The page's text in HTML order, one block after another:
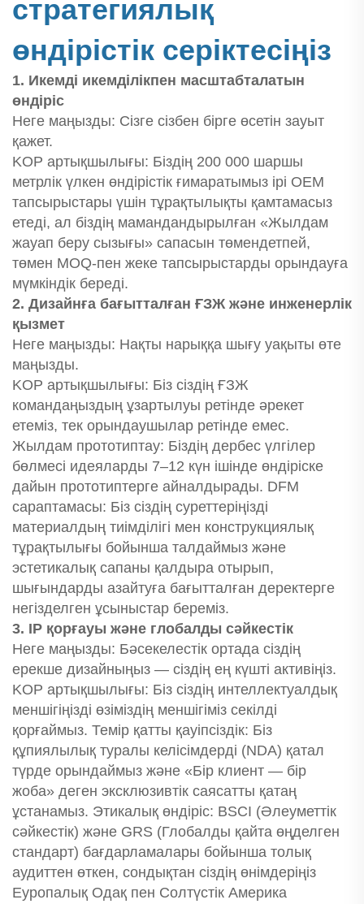
стратегиялық
өндірістік серіктесіңіз
1. Икемді икемділікпен масштабталатын
өндіріс
Неге маңызды: Сізге сізбен бірге өсетін зауыт
қажет.
KOP артықшылығы: Біздің 200 000 шаршы
метрлік үлкен өндірістік ғимаратымыз ірі OEM
тапсырыстары үшін тұрақтылықты қамтамасыз
етеді, ал біздің мамандандырылған «Жылдам
жауап беру сызығы» сапасын төмендетпей,
төмен MOQ-пен жеке тапсырыстарды орындауға
мүмкіндік береді.
2. Дизайнға бағытталған ҒЗЖ және инженерлік
қызмет
Неге маңызды: Нақты нарыққа шығу уақыты өте
маңызды.
KOP артықшылығы: Біз сіздің ҒЗЖ
командаңыздың ұзартылуы ретінде әрекет
етеміз, тек орындаушылар ретінде емес.
Жылдам прототиптау: Біздің дербес үлгілер
бөлмесі идеяларды 7–12 күн ішінде өндіріске
дайын прототиптерге айналдырады. DFM
сараптамасы: Біз сіздің суреттеріңізді
материалдың тиімділігі мен конструкциялық
тұрақтылығы бойынша талдаймыз және
эстетикалық сапаны қалдыра отырып,
шығындарды азайтуға бағытталған деректерге
негізделген ұсыныстар береміз.
3. IP қорғауы және глобалды сәйкестік
Неге маңызды: Бәсекелестік ортада сіздің
ерекше дизайныңыз — сіздің ең күшті активіңіз.
KOP артықшылығы: Біз сіздің интеллектуалдық
меншігіңізді өзіміздің меншігіміз секілді
қорғаймыз. Темір қатты қауіпсіздік: Біз
құпиялылық туралы келісімдерді (NDA) қатал
түрде орындаймыз және «Бір клиент — бір
жоба» деген эксклюзивтік саясатты қатаң
ұстанамыз. Этикалық өндіріс: BSCI (Әлеуметтік
сәйкестік) және GRS (Глобалды қайта өңделген
стандарт) бағдарламалары бойынша толық
аудиттен өткен, сондықтан сіздің өнімдеріңіз
Еуропалық Одақ пен Солтүстік Америка